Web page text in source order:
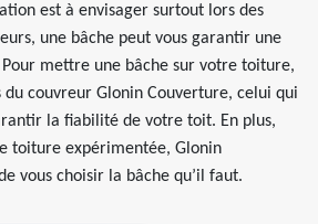
est à envisager surtout lors des
une bâche peut vous garantir une
mettre une bâche sur votre toiture,
du couvreur Glonin Couverture, celui qui
la fiabilité de votre toit. En plus,
toiture expérimentée, Glonin
vous choisir la bâche qu’il faut.